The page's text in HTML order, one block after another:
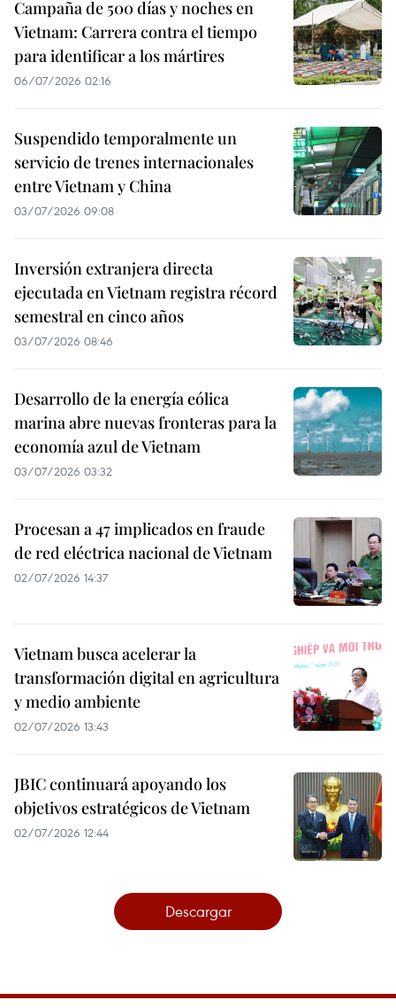
Campaña de 500 días y noches en
Vietnam: Carrera contra el tiempo
para identificar a los mártires
06/07/2026 02:16
Suspendido temporalmente un
servicio de trenes internacionales
entre Vietnam y China
03/07/2026 09:08
Inversión extranjera directa
ejecutada en Vietnam registra récord
semestral en cinco años
03/07/2026 08:46
Desarrollo de la energía eólica
marina abre nuevas fronteras para la
economía azul de Vietnam
03/07/2026 03:32
Procesan a 47 implicados en fraude
de red eléctrica nacional de Vietnam
02/07/2026 14:37
Vietnam busca acelerar la
transformación digital en agricultura
y medio ambiente
02/07/2026 13:43
JBIC continuará apoyando los
objetivos estratégicos de Vietnam
02/07/2026 12:44
Descargar